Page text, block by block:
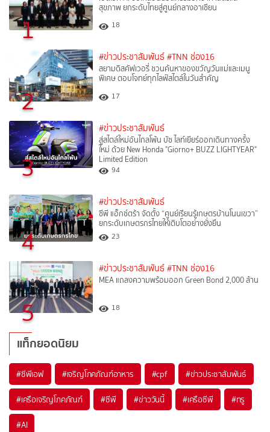
1
สุขภาพ ยกระดับไทยสู่ศูนย์กลางอาเซียน
18
2
#ข่าวประชาสัมพันธ์ #TNN ช่อง16
สยามดิสคัฟเวอรี่ ชวนค้นหาของขวัญวันแม่และเมนู
พิเศษ ตอบโจทย์ทุกไลฟ์สไตล์ในวันสำคัญ
17
3
#ข่าวประชาสัมพันธ์
สู่สไตล์ใหม่อันไกลโพ้น บัซ ไลท์เยียร์ออกเดินทางครั้ง
ใหม่ ด้วย New Honda "Giorno+ BUZZ LIGHTYEAR"
Limited Edition
94
4
#ข่าวประชาสัมพันธ์
ซีพี แอ็กซ์ตร้า จัดตั้ง “ศูนย์เรียนรู้เกษตรบ้านโนนเขวา”
ยกระดับเกษตรกรไทยให้เติบโตอย่างยั่งยืน
23
5
#ข่าวประชาสัมพันธ์ #TNN ช่อง16
MEA แถลงความพร้อมออก Green Bond 2,000 ล้าน
18
แท็กยอดนิยม
#ซีพีเอฟ #เจริญโภคภัณฑ์อาหาร #cpf #ข่าวประชาสัมพันธ์
#เครือเจริญโภคภัณฑ์ #ซีพี #ข่าววันนี้ #เครือซีพี #ทรู
#AI